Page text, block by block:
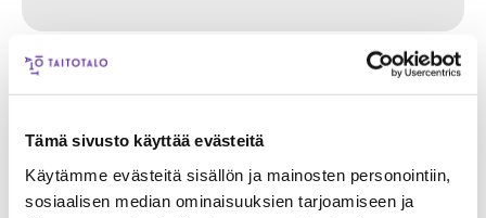
Tämä sivusto käyttää evästeitä
Käytämme evästeitä sisällön ja mainosten personointiin,
sosiaalisen median ominaisuuksien tarjoamiseen ja
Ota yhteyttä
Nimi